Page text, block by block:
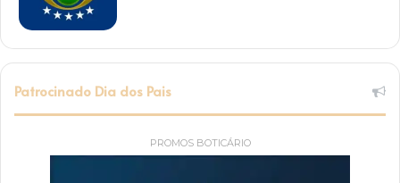
Patrocinado Dia dos Pais
PROMOS BOTICÁRIO